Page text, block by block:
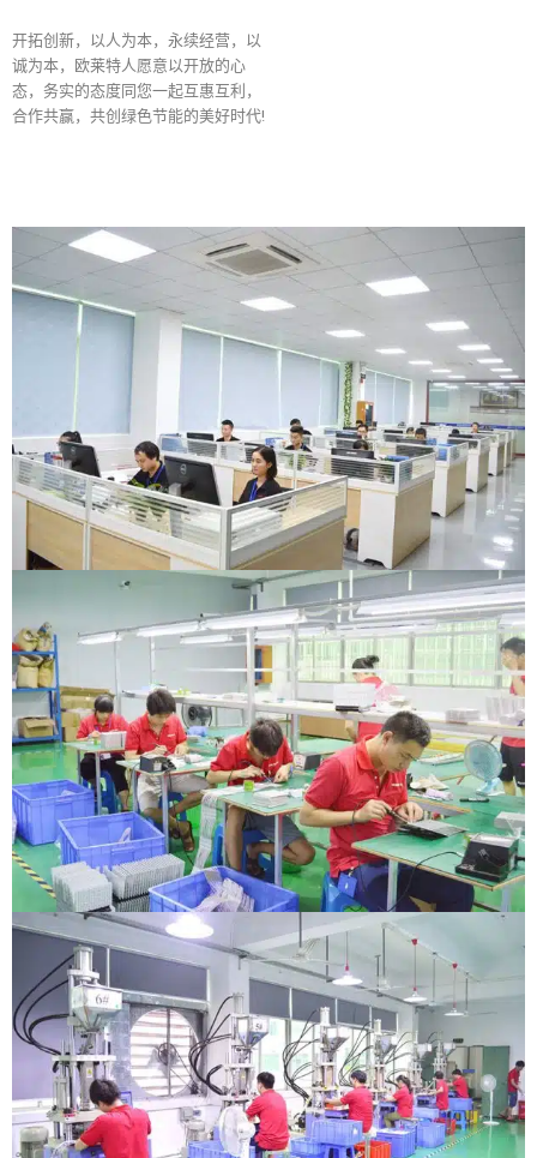
开拓创新，以人为本，永续经营，以
诚为本，欧莱特人愿意以开放的心
态，务实的态度同您一起互惠互利，
合作共赢，共创绿色节能的美好时代!